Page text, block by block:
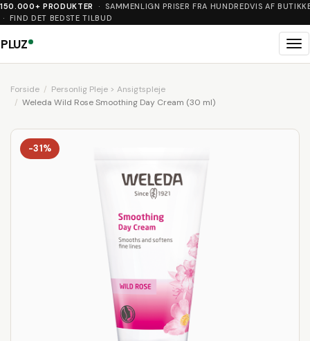
150.000+ PRODUKTER
· SAMMENLIGN PRISER FRA HUNDREDVIS AF
· FIND DET BEDSTE TILBUD
PLUZ
Forside
Personlig Pleje > Ansigtspleje
Weleda Wild Rose Smoothing Day Cream (30 ml)
-31%